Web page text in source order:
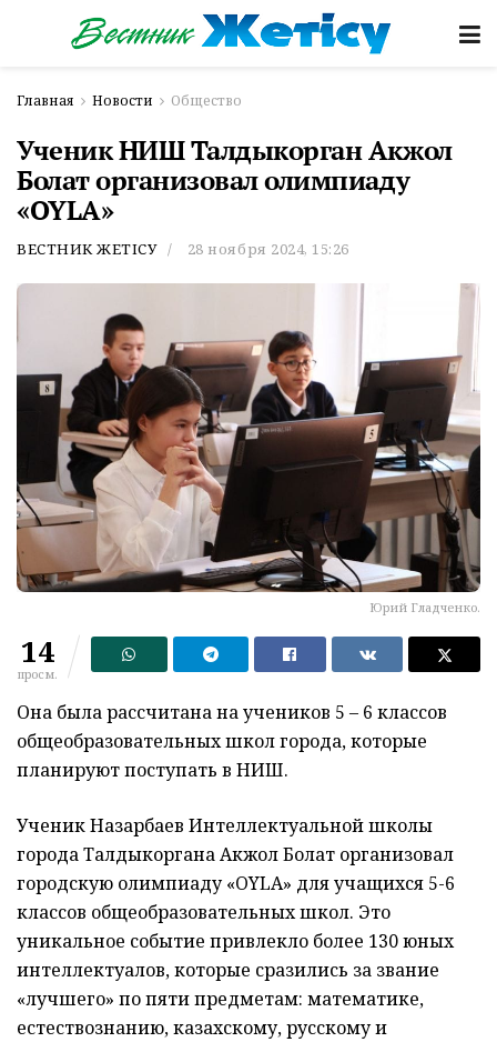
Главная Новости Общество
Ученик НИШ Талдыкорган Акжол
Болат организовал олимпиаду
«OYLA»
ВЕСТНИК ЖЕТІСУ 28 ноября 2024, 15:26
Юрий Гладченко.
14
просм.
Она была рассчитана на учеников 5 – 6 классов
общеобразовательных школ города, которые
планируют поступать в НИШ.
Ученик Назарбаев Интеллектуальной школы
города Талдыкоргана Акжол Болат организовал
городскую олимпиаду «OYLA» для учащихся 5-6
классов общеобразовательных школ. Это
уникальное событие привлекло более 130 юных
интеллектуалов, которые сразились за звание
«лучшего» по пяти предметам: математике,
естествознанию, казахскому, русскому и